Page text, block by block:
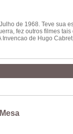
de 1968. Teve sua
fez outros filmes tais
Invencao de Hugo